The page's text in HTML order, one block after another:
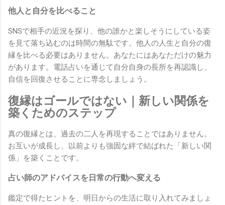
他人と自分を比べること
SNSで相手の近況を探り、他の誰かと楽しそうにしている姿
を見て落ち込むのは時間の無駄です。他人の人生と自分の復
縁を比べる必要はありません。あなたにはあなただけの魅力
があります。電話占いを通じて自分自身の長所を再認識し、
自信を回復させることに専念しましょう。
復縁はゴールではない｜新しい関係を
築くためのステップ
真の復縁とは、過去の二人を再現することではありません。
お互いが成長し、以前よりも強固な絆で結ばれた「新しい関
係」を築くことです。
占い師のアドバイスを日常の行動へ変える
鑑定で得たヒントを、明日からの生活に取り入れてみましょ